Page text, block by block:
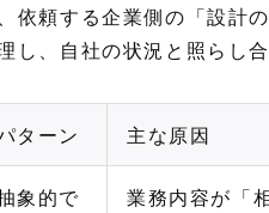
依頼する企業側の「設計
し、自社の状況と照らし
ターン 主な原因
象的で
業務内容が「